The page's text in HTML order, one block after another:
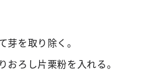
芽を取り除く。
おろし片栗粉を入れる。